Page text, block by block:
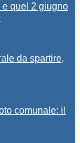
quel 2 giugno
da spartire,
comunale: il